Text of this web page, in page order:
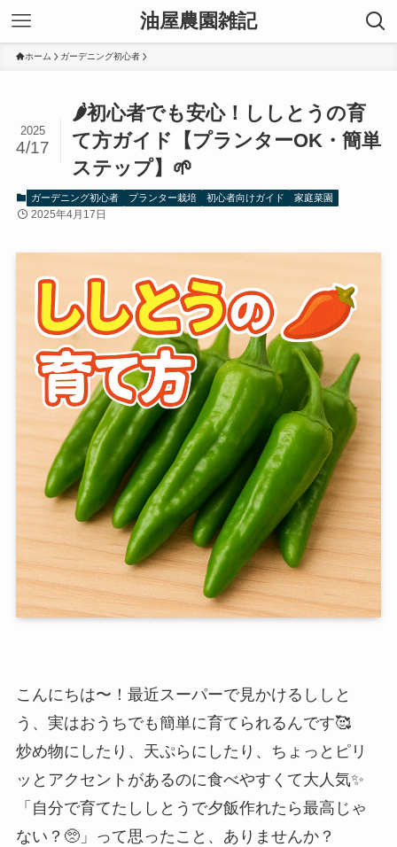
油屋農園雑記
ホーム ガーデニング初心者
🌶️初心者でも安心！ししとうの育
て方ガイド【プランターOK・簡単
ステップ】🌱
2025
4/17
ガーデニング初心者 プランター栽培 初心者向けガイド 家庭菜園
2025年4月17日
こんにちは〜！最近スーパーで見かけるししと
う、実はおうちでも簡単に育てられるんです🥰
炒め物にしたり、天ぷらにしたり、ちょっとピリ
ッとアクセントがあるのに食べやすくて大人気✨
「自分で育てたししとうで夕飯作れたら最高じゃ
ない？🥺」って思ったこと、ありませんか？